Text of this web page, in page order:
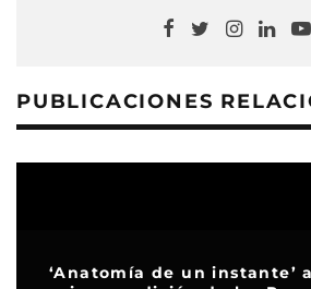
PUBLICACIONES
‘Anatomía de un instante’